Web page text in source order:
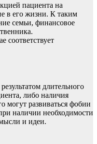
пациента на
в его жизни. К таким
семьи, финансовое
соответствует
длительного
либо наличия
могут развиваться фобии
наличии необходимости
и идеи.